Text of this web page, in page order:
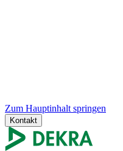
Zum Hauptinhalt springen
Kontakt